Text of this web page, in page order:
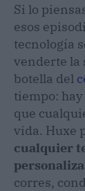
Si lo
esos
tecnología
venderte la
botella del
tiempo:
que
vida. Huxe
cualquier
corres,